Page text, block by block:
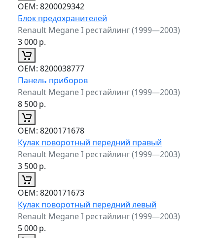
ОЕМ: 8200029342
Блок предохранителей
Renault Megane I рестайлинг (1999—2003)
3 000р.
ОЕМ: 8200038777
Панель приборов
Renault Megane I рестайлинг (1999—2003)
8 500р.
ОЕМ: 8200171678
Кулак поворотный передний правый
Renault Megane I рестайлинг (1999—2003)
3 500р.
ОЕМ: 8200171673
Кулак поворотный передний левый
Renault Megane I рестайлинг (1999—2003)
5 000р.